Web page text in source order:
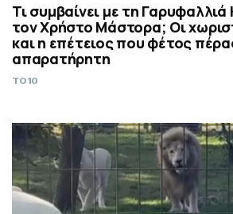
Τι συμβαίνει με τη
τον Χρήστο Μάστορα; Οι
και η επέτειος που φέτος
απαρατήρητη
TO10